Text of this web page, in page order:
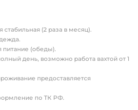
стабильная (2 раза в месяц).
питание (обеды).
день, возможно работа вахтой от 1
предоставляется
по ТК РФ.